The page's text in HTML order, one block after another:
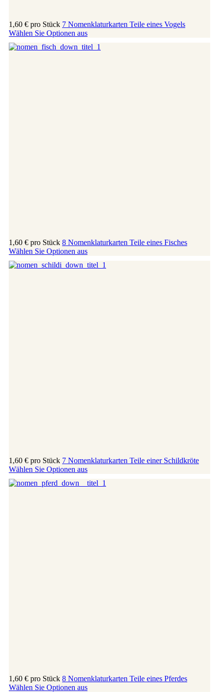
1,60 € pro Stück 7 Nomenklaturkarten Teile eines Vogels
Wählen Sie Optionen aus
1,60 € pro Stück 8 Nomenklaturkarten Teile eines Fisches
Wählen Sie Optionen aus
1,60 € pro Stück 7 Nomenklaturkarten Teile einer Schildkröte
Wählen Sie Optionen aus
1,60 € pro Stück 8 Nomenklaturkarten Teile eines Pferdes
Wählen Sie Optionen aus